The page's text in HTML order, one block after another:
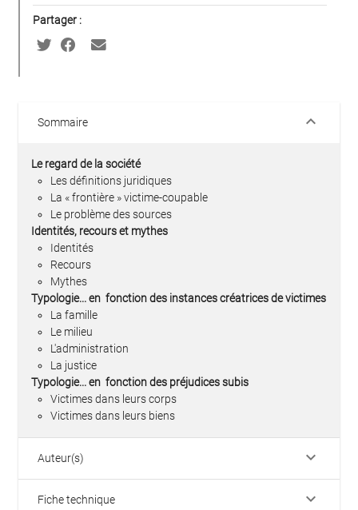
Partager :
Sommaire keyboard_arrow_down
Le regard de la société
Les définitions juridiques
La « frontière » victime-coupable
Le problème des sources
Identités, recours et mythes
Identités
Recours
Mythes
Typologie... en fonction des instances créatrices de victimes
La famille
Le milieu
L'administration
La justice
Typologie... en fonction des préjudices subis
Victimes dans leurs corps
Victimes dans leurs biens
Auteur(s) keyboard_arrow_down
Fiche technique keyboard_arrow_down